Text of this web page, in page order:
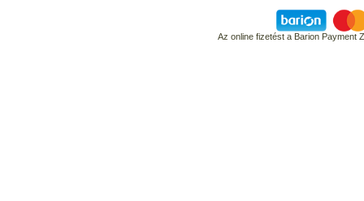
Az online fizetést a Barion Payment